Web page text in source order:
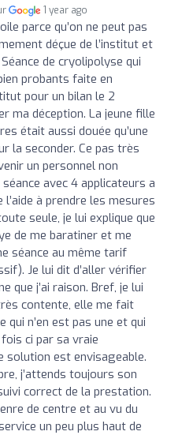
1 year ago
parce qu’on ne peut pas
déçue de l’institut et
de cryolipolyse qui
probants faite en
pour un bilan le 2
ma déception. La jeune fille
était aussi douée qu’une
la seconder. Ce pas très
un personnel non
avec 4 applicateurs a
à prendre les mesures
seule, je lui explique que
de me baratiner et me
séance au même tarif
Je lui dit d’aller vérifier
que j’ai raison. Bref, je lui
contente, elle me fait
n’en est pas une et qui
ci par sa vraie
solution est envisageable.
j’attends toujours son
correct de la prestation.
de centre et au vu du
un peu plus haut de